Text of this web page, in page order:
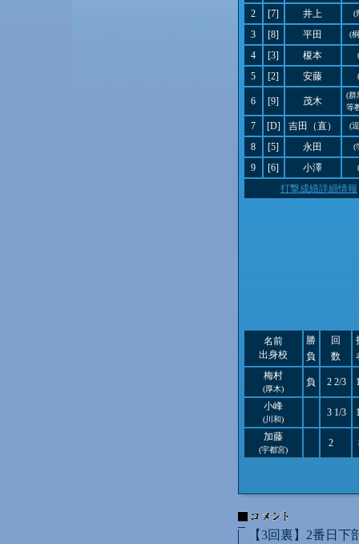
2 [7] 井上 (
3 [8] 平田 (
4 [3] 榎本
5 [2] 安藤
6 [9] 茂木
(群
等
7 [D] 吉田（直） (
8 [5] 永田 (
9 [6] 小澤
打撃成績詳細情報
名前
出身校
勝
負
回
数
梅村
(厚木)
負 2 2/3
小峰
(川和)
3 1/3
加藤
(宇都宮)
2
【3回裏】2番日